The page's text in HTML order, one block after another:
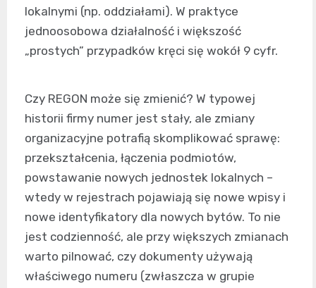
lokalnymi (np. oddziałami). W praktyce
jednoosobowa działalność i większość
„prostych” przypadków kręci się wokół 9 cyfr.
Czy REGON może się zmienić? W typowej
historii firmy numer jest stały, ale zmiany
organizacyjne potrafią skomplikować sprawę:
przekształcenia, łączenia podmiotów,
powstawanie nowych jednostek lokalnych –
wtedy w rejestrach pojawiają się nowe wpisy i
nowe identyfikatory dla nowych bytów. To nie
jest codzienność, ale przy większych zmianach
warto pilnować, czy dokumenty używają
właściwego numeru (zwłaszcza w grupie